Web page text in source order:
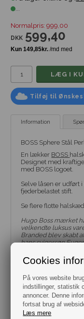
Cookies
På vores website
indstillinger, statistik
annoncer. Denne
fortsat brug af
Læs mere
...
Normalpris: 999,00
DKK 599,40
Tilføj til
Information
BOSS Sphere Stål
En lækker BOSS
Designet med
med BOSS logoet.
Selve låsen er udført
fjederbelastet stift.
Se flere flotte
Hugo Boss mærket
velkendte luksus
Branded blev skabt
hans svigersøn
jakkesæt på
branded kun blevet
og med deres
trendsættere i
år fremover.
Mærke: BOSS